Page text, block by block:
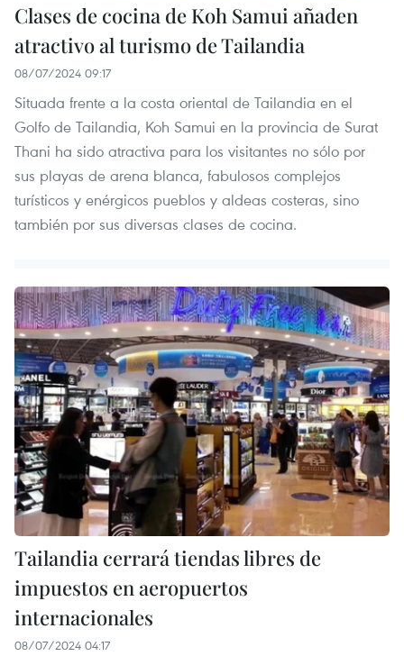
Clases de cocina de Koh Samui añaden
atractivo al turismo de Tailandia
08/07/2024 09:17
Situada frente a la costa oriental de Tailandia en el
Golfo de Tailandia, Koh Samui en la provincia de Surat
Thani ha sido atractiva para los visitantes no sólo por
sus playas de arena blanca, fabulosos complejos
turísticos y enérgicos pueblos y aldeas costeras, sino
también por sus diversas clases de cocina.
Tailandia cerrará tiendas libres de
impuestos en aeropuertos
internacionales
08/07/2024 04:17